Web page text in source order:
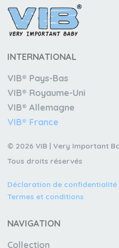
INTERNATIONAL
VIB® Pays-Bas
VIB® Royaume-Uni
VIB® Allemagne
VIB® France
© 2026 VIB | Very Important
Tous droits réservés
Déclaration de confidentialité
Termes et conditions
NAVIGATION
Collection